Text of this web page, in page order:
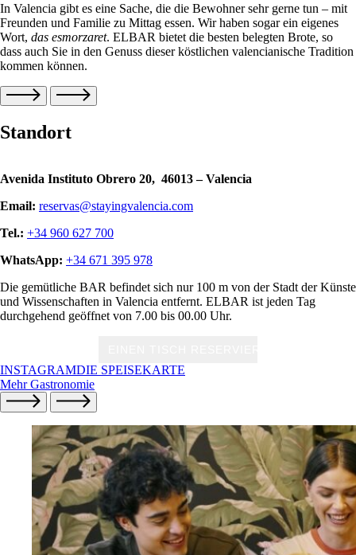
In Valencia gibt es eine Sache, die die Bewohner sehr gerne tun – mit
Freunden und Familie zu Mittag essen. Wir haben sogar ein eigenes
Wort, das esmorzaret. ELBAR bietet die besten belegten Brote, so
dass auch Sie in den Genuss dieser köstlichen valencianische Tradition
kommen können.
Standort
Avenida Instituto Obrero 20, 46013 – Valencia
Email: reservas@stayingvalencia.com
Tel.: +34 960 627 700
WhatsApp: +34 671 395 978
Die gemütliche BAR befindet sich nur 100 m von der Stadt der Künste
und Wissenschaften in Valencia entfernt. ELBAR ist jeden Tag
durchgehend geöffnet von 7.00 bis 00.00 Uhr.
INSTAGRAMDIE SPEISEKARTE
Mehr Gastronomie